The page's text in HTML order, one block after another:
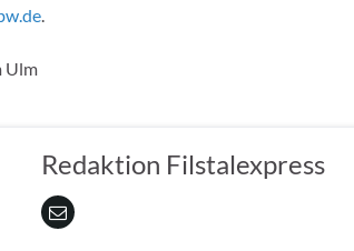
.
Ulm
Redaktion Filstalexpress